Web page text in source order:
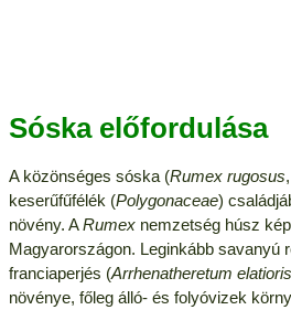
Sóska előfordulása
A közönséges sóska (Rumex rugosus
keserűfűfélék (Polygonaceae)
növény. ARumexnemzetség húsz
Magyarországon. Leginkább savanyú
franciaperjés (Arrhenatheretum elatioris
növénye, főleg álló- és folyóvizek